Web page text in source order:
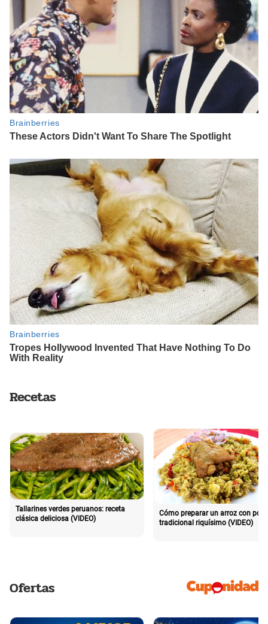
Recetas
Tallarines verdes peruanos: receta
clásica deliciosa (VIDEO)
Cómo preparar un arroz con pollo
tradicional riquísimo (VIDEO)
Ofertas